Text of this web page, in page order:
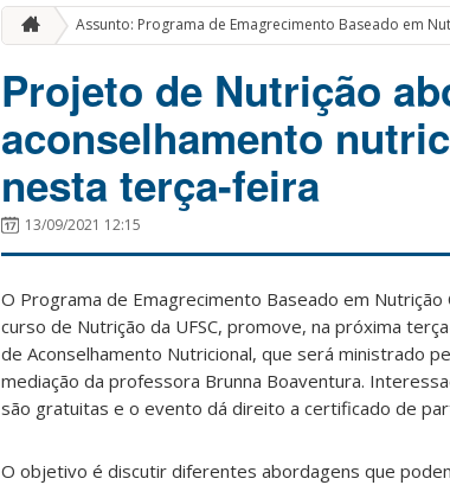
Assunto: Programa de Emagrecimento Baseado em
Projeto de Nutrição
aconselhamento
nesta terça-feira
13/09/2021 12:15
O Programa de Emagrecimento Baseado em
curso de Nutrição da UFSC, promove, na próxima
de Aconselhamento Nutricional, que será ministrado
mediação da professora Brunna Boaventura.
são gratuitas e o evento dá direito a certificado de
O objetivo é discutir diferentes abordagens que